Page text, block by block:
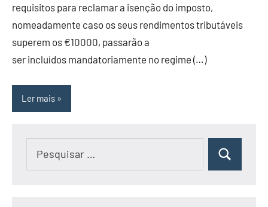
requisitos para reclamar a isenção do imposto,
nomeadamente caso os seus rendimentos tributáveis
superem os €10000, passarão a
ser incluídos mandatoriamente no regime (…)
Ler mais
Pesquisar